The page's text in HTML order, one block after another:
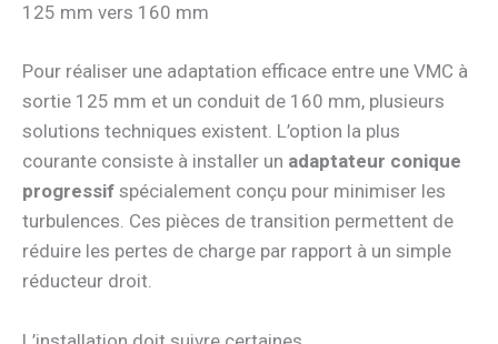
125 mm vers 160 mm
Pour réaliser une adaptation efficace entre une VMC à
sortie 125 mm et un conduit de 160 mm, plusieurs
solutions techniques existent. L’option la plus
courante consiste à installer un adaptateur conique
progressif spécialement conçu pour minimiser les
turbulences. Ces pièces de transition permettent de
réduire les pertes de charge par rapport à un simple
réducteur droit.